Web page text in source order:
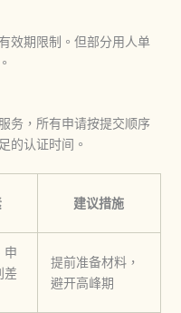
效期限制。但部分用人单
务，所有申请按提交顺序
的认证时间。
建议措施
申
差
提前准备材料，
避开高峰期